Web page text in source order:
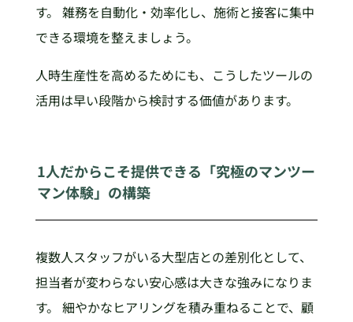
す。 雑務を自動化・効率化し、施術と接客に集中
できる環境を整えましょう。
人時生産性を高めるためにも、こうしたツールの
活用は早い段階から検討する価値があります。
1人だからこそ提供できる「究極のマンツー
マン体験」の構築
複数人スタッフがいる大型店との差別化として、
担当者が変わらない安心感は大きな強みになりま
す。 細やかなヒアリングを積み重ねることで、顧